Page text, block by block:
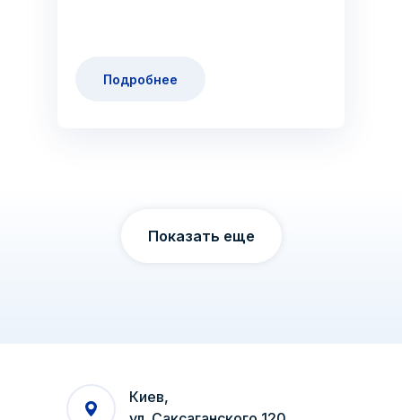
Подробнее
Показать еще
Киев,